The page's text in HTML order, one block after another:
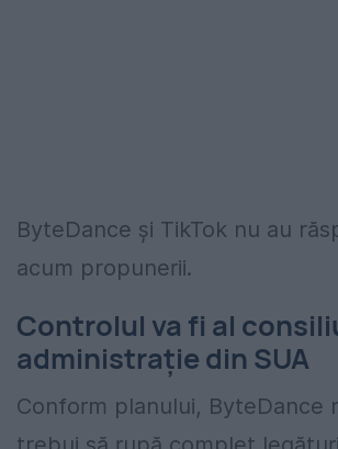
ByteDance și TikTok nu au
acum propunerii.
Controlul va fi al
administrație din SUA
Conform planului, ByteDance